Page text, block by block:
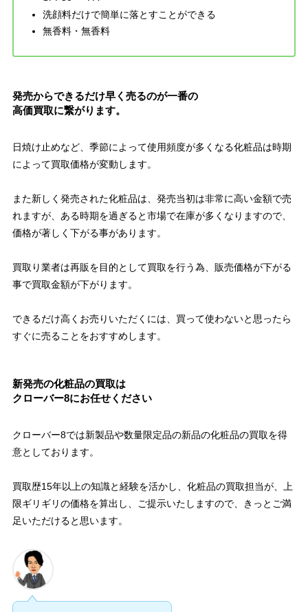
洗顔料だけで簡単に落とすことができる
無香料・無香料
発売からできるだけ早く売るのが一番の
高価買取に繋がります。
日焼け止めなど、季節によって使用頻度が多くなる化粧品は時期
によって買取価格が変動します。
また新しく発売された化粧品は、発売当初は非常に高い金額で売
れますが、ある時期を過ぎると市場で在庫が多くなりますので、
価格が著しく下がる事があります。
買取り業者は再販を目的として買取を行う為、販売価格が下がる
事で買取金額が下がります。
できるだけ高くお売りいただくには、買って使わないと思ったら
すぐに売ることをおすすめします。
新発売の化粧品の買取は
クローバー8にお任せください
クローバー8では新製品や数量限定品の新品の化粧品の買取を得
意としております。
買取歴15年以上の知識と経験を活かし、化粧品の買取担当が、上
限ギリギリの価格を算出し、ご提示いたしますので、きっとご満
足いただけると思います。